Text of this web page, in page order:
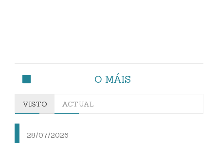
O MÁIS
VISTO ACTUAL
28/07/2026